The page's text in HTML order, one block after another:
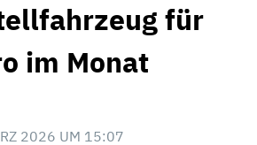
für
im Monat
2026 UM 15:07